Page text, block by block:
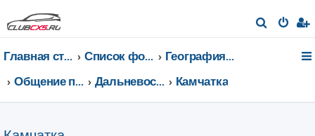
о
Главная страница Список форумов
География Клуба CX-5 CLUB
Общение по регионам
Дальневосточный федеральный округ Камчатка